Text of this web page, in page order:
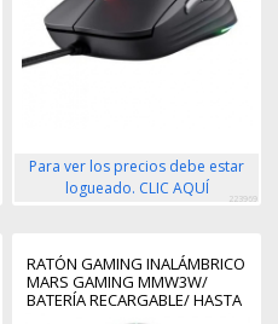
Para ver los precios debe estar
logueado. CLIC AQUÍ
223969
RATÓN GAMING INALÁMBRICO
MARS GAMING MMW3W/
BATERÍA RECARGABLE/ HASTA
3200 DPI/ BLANCO